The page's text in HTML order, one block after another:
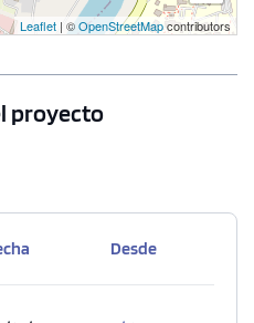
Leaflet | ©OpenStreetMapcontributors
proyecto
Desde